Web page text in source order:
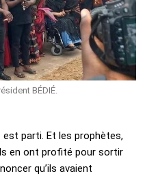
BÉDIÉ.
est parti. Et les prophètes,
en ont profité pour sortir
qu’ils avaient